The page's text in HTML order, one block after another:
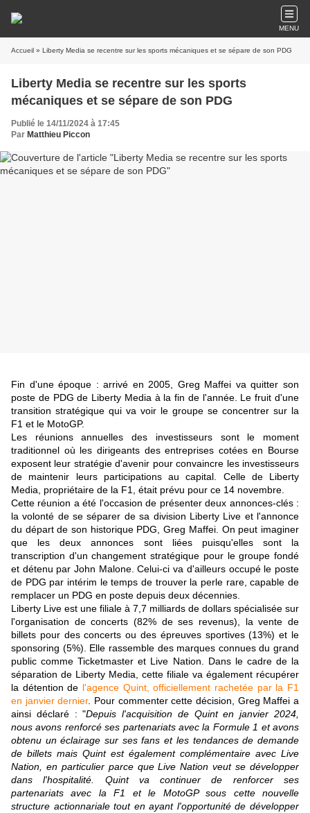
MENU
Accueil » Liberty Media se recentre sur les sports mécaniques et se sépare de son PDG
Liberty Media se recentre sur les sports
mécaniques et se sépare de son PDG
Publié le 14/11/2024 à 17:45
Par Matthieu Piccon
Fin d'une époque : arrivé en 2005, Greg Maffei va quitter son
poste de PDG de Liberty Media à la fin de l'année. Le fruit d'une
transition stratégique qui va voir le groupe se concentrer sur la
F1 et le MotoGP.
Les réunions annuelles des investisseurs sont le moment
traditionnel où les dirigeants des entreprises cotées en Bourse
exposent leur stratégie d'avenir pour convaincre les investisseurs
de maintenir leurs participations au capital. Celle de Liberty
Media, propriétaire de la F1, était prévu pour ce 14 novembre.
Cette réunion a été l'occasion de présenter deux annonces-clés :
la volonté de se séparer de sa division Liberty Live et l'annonce
du départ de son historique PDG, Greg Maffei. On peut imaginer
que les deux annonces sont liées puisqu'elles sont la
transcription d'un changement stratégique pour le groupe fondé
et détenu par John Malone. Celui-ci va d'ailleurs occupé le poste
de PDG par intérim le temps de trouver la perle rare, capable de
remplacer un PDG en poste depuis deux décennies.
Liberty Live est une filiale à 7,7 milliards de dollars spécialisée sur
l'organisation de concerts (82% de ses revenus), la vente de
billets pour des concerts ou des épreuves sportives (13%) et le
sponsoring (5%). Elle rassemble des marques connues du grand
public comme Ticketmaster et Live Nation. Dans le cadre de la
séparation de Liberty Media, cette filiale va également récupérer
la détention de l'agence Quint, officiellement rachetée par la F1
en janvier dernier. Pour commenter cette décision, Greg Maffei a
ainsi déclaré : "Depuis l'acquisition de Quint en janvier 2024,
nous avons renforcé ses partenariats avec la Formule 1 et avons
obtenu un éclairage sur ses fans et les tendances de demande
de billets mais Quint est également complémentaire avec Live
Nation, en particulier parce que Live Nation veut se développer
dans l'hospitalité. Quint va continuer de renforcer ses
partenariats avec la F1 et le MotoGP sous cette nouvelle
structure actionnariale tout en ayant l'opportunité de développer